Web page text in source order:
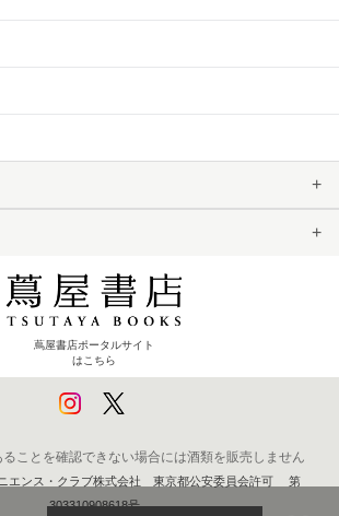
蔦屋書店ポータルサイト
はこちら
ことを確認できない場合には酒類を販売しません
エンス・クラブ株式会社 東京都公安委員会許可 第
303310908618号